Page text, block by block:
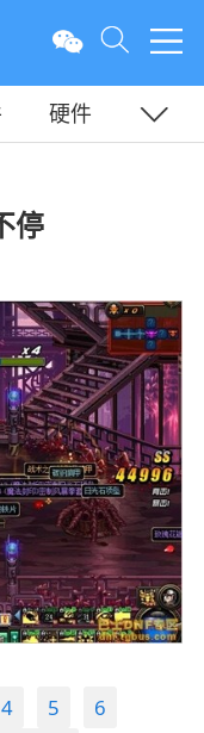
硬件
停
4 5
6